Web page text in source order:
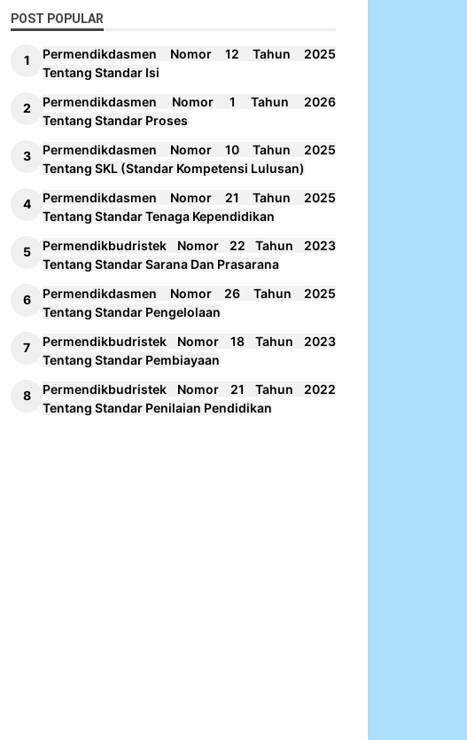
POST POPULAR
Permendikdasmen Nomor 12 Tahun 2025
Tentang Standar Isi
Permendikdasmen Nomor 1 Tahun 2026
Tentang Standar Proses
Permendikdasmen Nomor 10 Tahun 2025
Tentang SKL (Standar Kompetensi Lulusan)
Permendikdasmen Nomor 21 Tahun 2025
Tentang Standar Tenaga Kependidikan
Permendikbudristek Nomor 22 Tahun 2023
Tentang Standar Sarana Dan Prasarana
Permendikdasmen Nomor 26 Tahun 2025
Tentang Standar Pengelolaan
Permendikbudristek Nomor 18 Tahun 2023
Tentang Standar Pembiayaan
Permendikbudristek Nomor 21 Tahun 2022
Tentang Standar Penilaian Pendidikan